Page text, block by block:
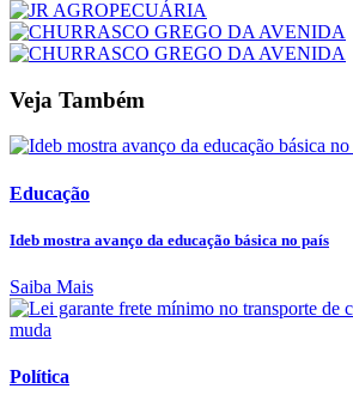
Veja Também
Educação
Ideb mostra avanço da educação básica no país
Saiba Mais
Política